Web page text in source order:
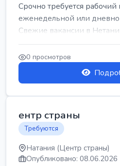
Срочно требуется
еженедельной или
Свежие вакансии в Нетании
0 просмотров
ентр страны
Требуются
Натания (Центр страны)
Опубликовано: 08.06.2026